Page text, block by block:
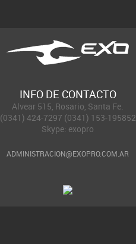
INFO DE CONTACTO
Alvear 515, Rosario, Santa Fe.
(0341) 424-7297 (0341) 153-195852
Skype: exopro
ADMINISTRACION@EXOPRO.COM.AR